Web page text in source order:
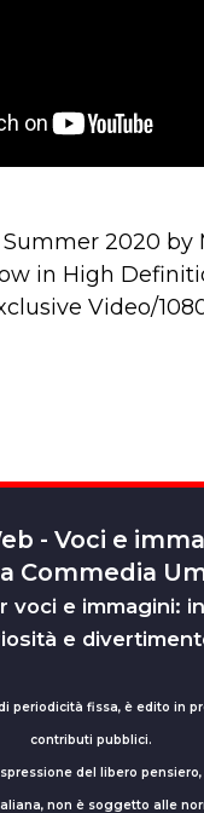
2020 by
in High
Video/
- Voci e
Commedia
voci e immagini:
e
periodicità fissa, è edito in
contributi pubblici.
del libero pensiero,
non è soggetto alle